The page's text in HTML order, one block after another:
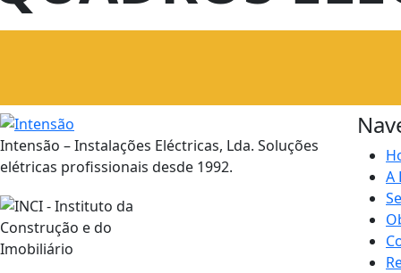
Intensão – Instalações Eléctricas, Lda. Soluções
elétricas profissionais desde 1992.
A